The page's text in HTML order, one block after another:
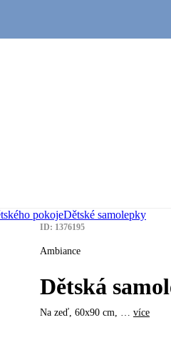
pokojeDětské samolepky
ID: 1376195
Ambiance
Dětská
Na zeď, 60x90 cm, … více